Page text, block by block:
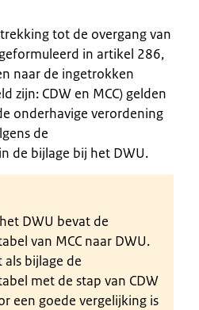
tot de overgang van
in artikel 286,
naar de ingetrokken
zijn: CDW en MCC) gelden
onderhavige verordening
de
de bijlage bij het DWU.
DWU bevat de
van MCC naar DWU.
als bijlage de
met de stap van CDW
een goede vergelijking is